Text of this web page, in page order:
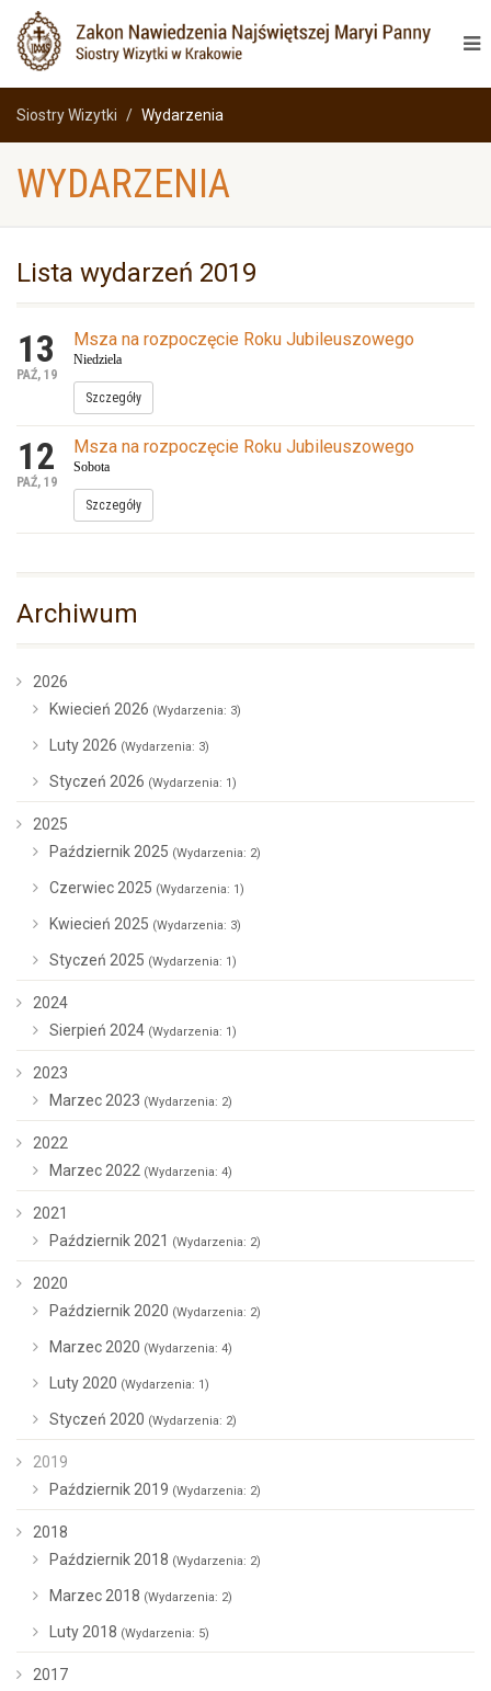
Siostry Wizytki Wydarzenia
WYDARZENIA
Lista wydarzeń 2019
13
PAŹ, 19
Msza na rozpoczęcie Roku Jubileuszowego
Niedziela
Szczegóły
12
PAŹ, 19
Msza na rozpoczęcie Roku Jubileuszowego
Sobota
Szczegóły
Archiwum
2026
Kwiecień 2026 (Wydarzenia: 3)
Luty 2026 (Wydarzenia: 3)
Styczeń 2026 (Wydarzenia: 1)
2025
Październik 2025 (Wydarzenia: 2)
Czerwiec 2025 (Wydarzenia: 1)
Kwiecień 2025 (Wydarzenia: 3)
Styczeń 2025 (Wydarzenia: 1)
2024
Sierpień 2024 (Wydarzenia: 1)
2023
Marzec 2023 (Wydarzenia: 2)
2022
Marzec 2022 (Wydarzenia: 4)
2021
Październik 2021 (Wydarzenia: 2)
2020
Październik 2020 (Wydarzenia: 2)
Marzec 2020 (Wydarzenia: 4)
Luty 2020 (Wydarzenia: 1)
Styczeń 2020 (Wydarzenia: 2)
2019
Październik 2019 (Wydarzenia: 2)
2018
Październik 2018 (Wydarzenia: 2)
Marzec 2018 (Wydarzenia: 2)
Luty 2018 (Wydarzenia: 5)
2017